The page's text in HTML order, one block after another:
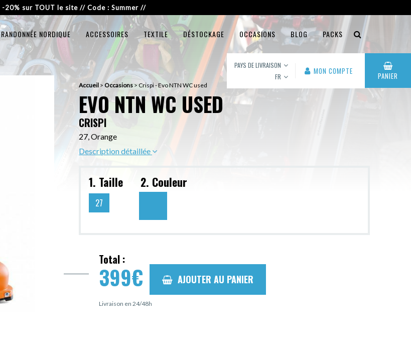
-20% sur TOUT le site // Code : Summer //
RANDONNÉE NORDIQUE ACCESSOIRES TEXTILE DÉSTOCKAGE OCCASIONS BLOG PACKS
PAYS DE LIVRAISON
FR
MON COMPTE PANIER
Accueil > Occasions > Crispi - Evo NTN WC used
EVO NTN WC USED
CRISPI
27, Orange
Description détaillée
1. Taille
27
2. Couleur
Total :
399€ AJOUTER AU PANIER
Livraison en 24/48h